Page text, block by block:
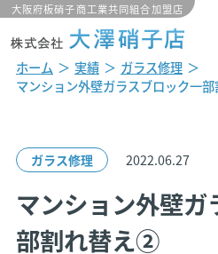
大阪府板硝子商工業共同組合加盟店
ホーム 実績
ガラス修理
マンション外壁ガラスブロック一
ガラス修理 2022.06.27
マンション外壁
部割れ替え②